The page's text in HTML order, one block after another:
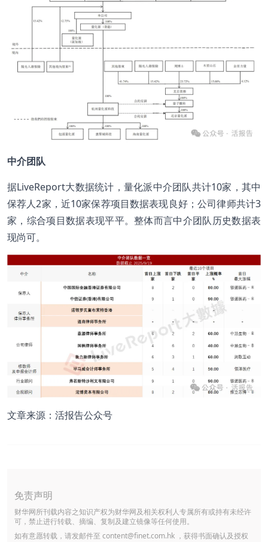
中介团队
据LiveReport大数据统计，量化派中介团队共计10家，其中
保荐人2家，近10家保荐项目数据表现良好；公司律师共计3
家，综合项目数据表现平平。整体而言中介团队历史数据表
现尚可。
文章来源：活报告公众号
免责声明
财华网所刊载内容之知识产权为财华网及相关权利人专属所有或持有未经许
可，禁止进行转载、摘编、复制及建立镜像等任何使用。
如有意愿转载，请发邮件至 content@finet.com.hk ，获得书面确认及授权